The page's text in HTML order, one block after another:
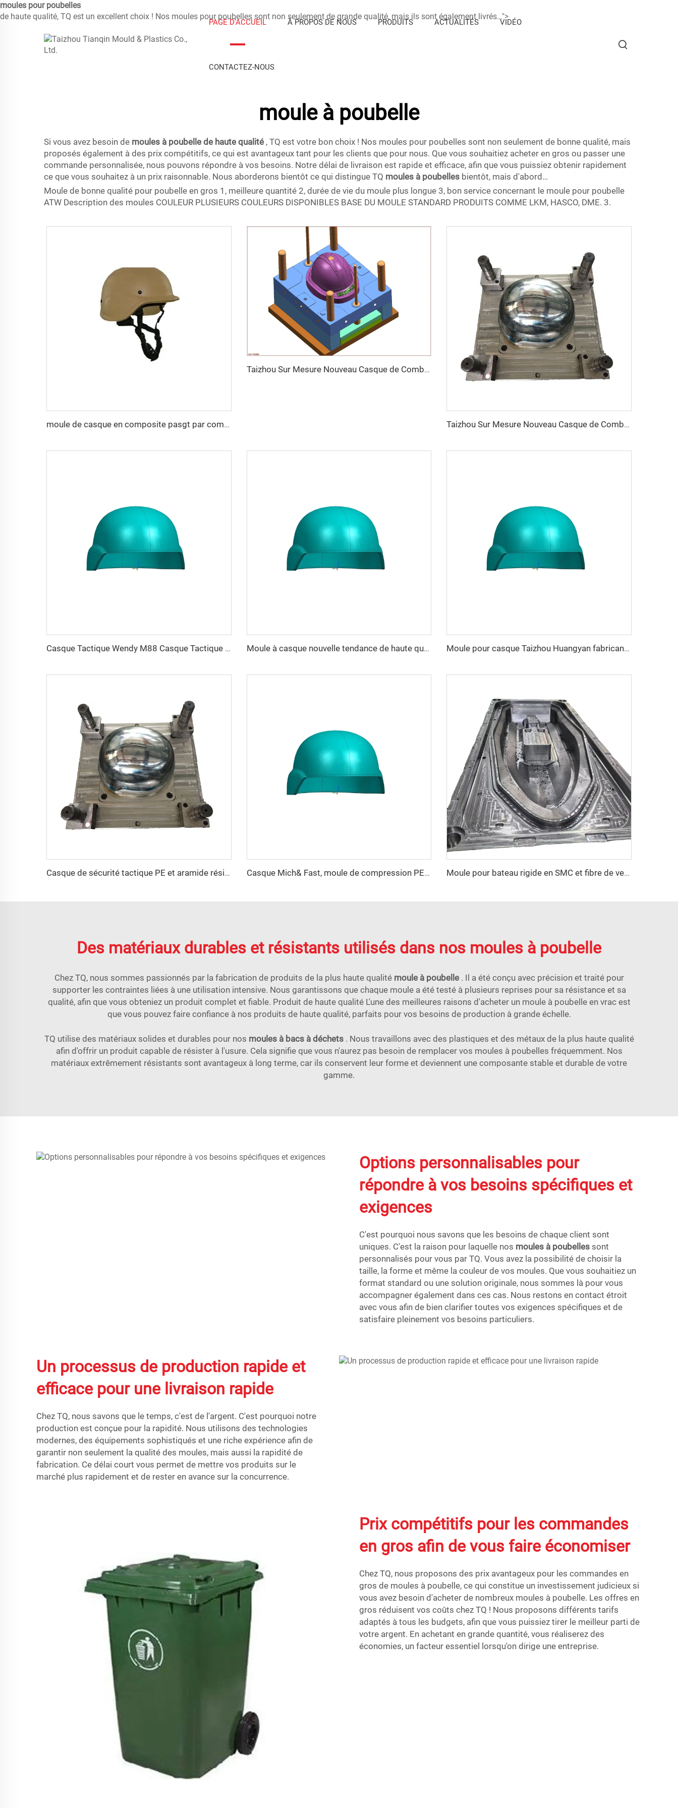
moules pour poubelles
de haute qualité, TQ est un excellent choix ! Nos moules pour poubelles sont non seulement de grande qualité, mais ils sont également livrés…">
PAGE D’ACCUEIL À PROPOS DE NOUS PRODUITS ACTUALITÉS VIDÉO
CONTACTEZ-NOUS
moule à poubelle
Si vous avez besoin de moules à poubelle de haute qualité , TQ est votre bon choix ! Nos moules pour poubelles sont non seulement de bonne qualité, mais
proposés également à des prix compétitifs, ce qui est avantageux tant pour les clients que pour nous. Que vous souhaitiez acheter en gros ou passer une
commande personnalisée, nous pouvons répondre à vos besoins. Notre délai de livraison est rapide et efficace, afin que vous puissiez obtenir rapidement
ce que vous souhaitez à un prix raisonnable. Nous aborderons bientôt ce qui distingue TQ moules à poubelles bientôt, mais d'abord…
Moule de bonne qualité pour poubelle en gros 1, meilleure quantité 2, durée de vie du moule plus longue 3, bon service concernant le moule pour poubelle
ATW Description des moules COULEUR PLUSIEURS COULEURS DISPONIBLES BASE DU MOULE STANDARD PRODUITS COMME LKM, HASCO, DME. 3.
moule de casque en composite pasgt par compression
Taizhou Sur Mesure Nouveau Casque de Combat en Fibre de Verre Casque de Formation Protecteur Tactique Extérieur
Taizhou Sur Mesure Nouveau Casque de Combat en Fibre de Verre Casque de Formation Protecteur Tactique Extérieur
Casque Tactique Wendy M88 Casque Tactique Sûr Haute Qualité Casques Protecteurs Moule à casque nouvelle tendance de haute qualité Hautement poli Moule composite en plastique pour casque de compression Moule pour casque Taizhou Huangyan fabricant de moules outil de sécurité Mich Fast casque
Casque de sécurité tactique PE et aramide résistant à la coupe, haute résistance, casque tactique de protection Casque Mich& Fast, moule de compression PE avec rails latéraux, moule pour casque de sécurité Moule pour bateau rigide en SMC et fibre de verre, industrie des composites, Chine
Des matériaux durables et résistants utilisés dans nos moules à poubelle
Chez TQ, nous sommes passionnés par la fabrication de produits de la plus haute qualité moule à poubelle . Il a été conçu avec précision et traité pour
supporter les contraintes liées à une utilisation intensive. Nous garantissons que chaque moule a été testé à plusieurs reprises pour sa résistance et sa
qualité, afin que vous obteniez un produit complet et fiable. Produit de haute qualité L'une des meilleures raisons d'acheter un moule à poubelle en vrac est
que vous pouvez faire confiance à nos produits de haute qualité, parfaits pour vos besoins de production à grande échelle.
TQ utilise des matériaux solides et durables pour nos moules à bacs à déchets . Nous travaillons avec des plastiques et des métaux de la plus haute qualité
afin d'offrir un produit capable de résister à l'usure. Cela signifie que vous n'aurez pas besoin de remplacer vos moules à poubelles fréquemment. Nos
matériaux extrêmement résistants sont avantageux à long terme, car ils conservent leur forme et deviennent une composante stable et durable de votre
gamme.
Options personnalisables pour
répondre à vos besoins spécifiques et
exigences
C'est pourquoi nous savons que les besoins de chaque client sont
uniques. C'est la raison pour laquelle nos moules à poubelles sont
personnalisés pour vous par TQ. Vous avez la possibilité de choisir la
taille, la forme et même la couleur de vos moules. Que vous souhaitiez un
format standard ou une solution originale, nous sommes là pour vous
accompagner également dans ces cas. Nous restons en contact étroit
avec vous afin de bien clarifier toutes vos exigences spécifiques et de
satisfaire pleinement vos besoins particuliers.
Un processus de production rapide et
efficace pour une livraison rapide
Chez TQ, nous savons que le temps, c'est de l'argent. C'est pourquoi notre
production est conçue pour la rapidité. Nous utilisons des technologies
modernes, des équipements sophistiqués et une riche expérience afin de
garantir non seulement la qualité des moules, mais aussi la rapidité de
fabrication. Ce délai court vous permet de mettre vos produits sur le
marché plus rapidement et de rester en avance sur la concurrence.
Prix compétitifs pour les commandes
en gros afin de vous faire économiser
Chez TQ, nous proposons des prix avantageux pour les commandes en
gros de moules à poubelle, ce qui constitue un investissement judicieux si
vous avez besoin d'acheter de nombreux moules à poubelle. Les offres en
gros réduisent vos coûts chez TQ ! Nous proposons différents tarifs
adaptés à tous les budgets, afin que vous puissiez tirer le meilleur parti de
votre argent. En achetant en grande quantité, vous réaliserez des
économies, un facteur essentiel lorsqu'on dirige une entreprise.